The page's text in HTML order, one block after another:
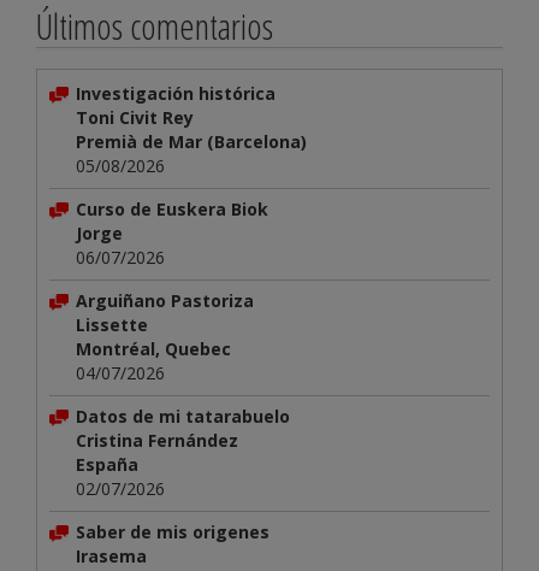
Últimos comentarios
Investigación histórica
Toni Civit Rey
Premià de Mar (Barcelona)
05/08/2026
Curso de Euskera Biok
Jorge
06/07/2026
Arguiñano Pastoriza
Lissette
Montréal, Quebec
04/07/2026
Datos de mi tatarabuelo
Cristina Fernández
España
02/07/2026
Saber de mis origenes
Irasema